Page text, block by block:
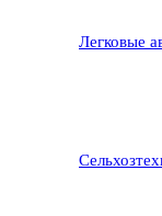
Легковые